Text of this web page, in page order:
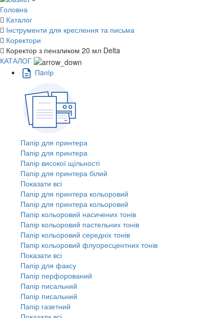
Головна
Каталог
Інструменти для креслення та письма
Коректори
Коректор з пензликом 20 мл Delta
КАТАЛОГ
Пaпiр
Папір для принтера
Папір для принтера
Папір високої щільності
Папір для принтера білий
Показати всі
Папір для принтера кольоровий
Папір для принтера кольоровий
Папір кольоровий насичених тонів
Папір кольоровий пастельних тонів
Папір кольоровий середніх тонів
Папір кольоровий флуоресцентних тонів
Показати всі
Папір для факсу
Папір перфорований
Папір писальний
Папір писальний
Папір газетний